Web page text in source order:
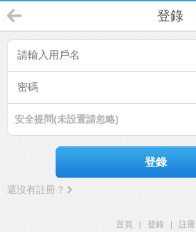
登錄
安全提問(未設置請忽略)
登錄
還沒有註冊？
首頁 登錄
註冊